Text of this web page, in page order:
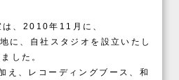
は、2010年11月に、
に、自社スタジオを設立いたし
ました。
え、レコーディングブース、和